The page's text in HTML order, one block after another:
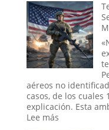
un
trauma
reprimido?
aéreos no
casos, de los cuales
explicación. Esta
Lee más: